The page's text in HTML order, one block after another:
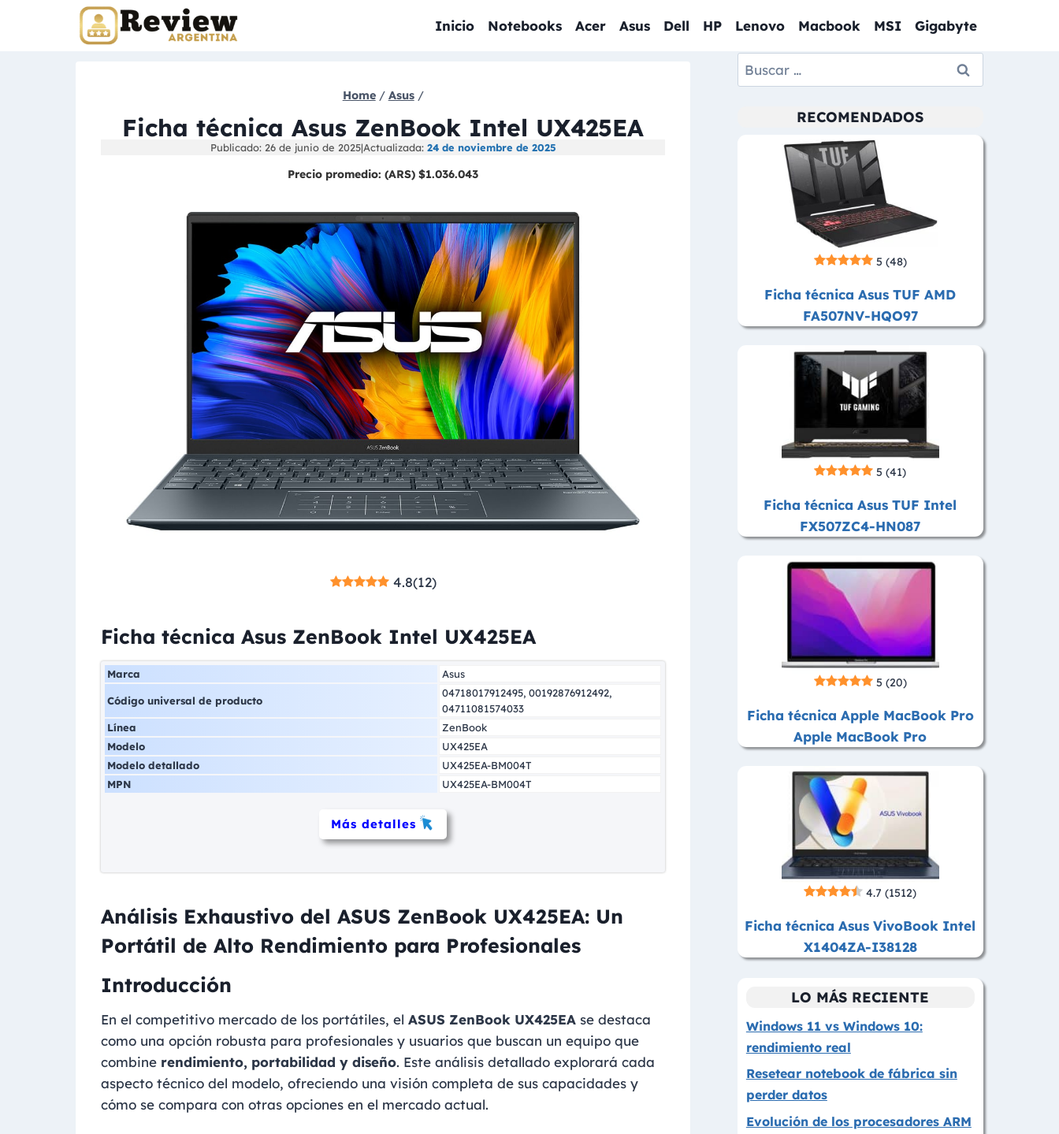
Inicio Notebooks Acer Asus Dell HP Lenovo Macbook MSI Gigabyte
Home / Asus /
Ficha técnica Asus ZenBook Intel UX425EA
Publicado: 26 de junio de 2025|Actualizada: 24 de noviembre de 2025
Precio promedio:(ARS) $1.036.043
4.8(12)
Ficha técnica Asus ZenBook Intel UX425EA
Marca Asus
Código universal de producto
04718017912495, 00192876912492,
04711081574033
Línea
ZenBook
Modelo
UX425EA
Modelo detallado
UX425EA-BM004T
MPN
UX425EA-BM004T
Más detalles
Análisis Exhaustivo del ASUS ZenBook UX425EA: Un
Portátil de Alto Rendimiento para Profesionales
Introducción
En el competitivo mercado de los portátiles, el ASUS ZenBook UX425EA se destaca
como una opción robusta para profesionales y usuarios que buscan un equipo que
combine rendimiento, portabilidad y diseño. Este análisis detallado explorará cada
aspecto técnico del modelo, ofreciendo una visión completa de sus capacidades y
cómo se compara con otras opciones en el mercado actual.
Buscar:
RECOMENDADOS
5 (48)
Ficha técnica Asus TUF AMD
FA507NV-HQO97
5 (41)
Ficha técnica Asus TUF Intel
FX507ZC4-HN087
5 (20)
Ficha técnica Apple MacBook Pro
Apple MacBook Pro
4.7 (1512)
Ficha técnica Asus VivoBook Intel
X1404ZA-I38128
LO MÁS RECIENTE
Windows 11 vs Windows 10:
rendimiento real
Resetear notebook de fábrica sin
perder datos
Evolución de los procesadores ARM